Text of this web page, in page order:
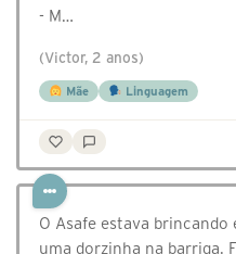
- M…
(Victor, 2 anos)
Mãe Linguagem
O Asafe estava
uma dorzinha na barriga.